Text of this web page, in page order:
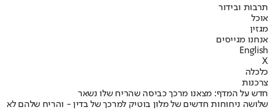
תרבות ובידור
אוכל
מגזין
אנחנו מגייסים
English
X
כלכלה
צרכנות
חדש על המדף: מצאנו מרכך כביסה שהריח שלו נשאר
שלושה ניחוחות חדשים של מלון בוטיק למרכך של בדין - והריח שלהם לא